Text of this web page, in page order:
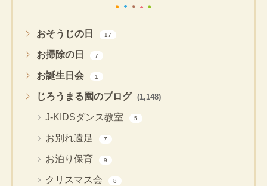
おそうじの日 17
お掃除の日 7
お誕生日会 1
じろうまる園のブログ (1,148)
J-KIDSダンス教室 5
お別れ遠足 7
お泊り保育 9
クリスマス会 8